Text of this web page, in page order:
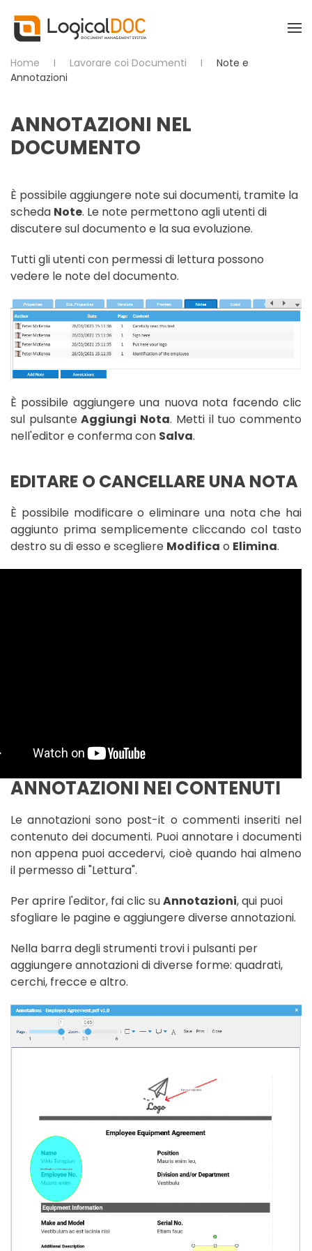
Skip to main content
Home Lavorare coi Documenti
Note e
Annotazioni
ANNOTAZIONI NEL
DOCUMENTO
È possibile aggiungere note sui documenti, tramite la
scheda Note. Le note permettono agli utenti di
discutere sul documento e la sua evoluzione.
Tutti gli utenti con permessi di lettura possono
vedere le note del documento.
È possibile aggiungere una nuova nota facendo clic
sul pulsanteAggiungi Nota. Metti il tuo commento
nell'editor e conferma con Salva.
EDITARE O CANCELLARE UNA NOTA
È possibile modificare o eliminare una nota che hai
aggiunto prima semplicemente cliccando col tasto
destro su di esso e scegliere Modifica o Elimina.
ANNOTAZIONI NEI CONTENUTI
Le annotazioni sono post-it o commenti inseriti nel
contenuto dei documenti. Puoi annotare i documenti
non appena puoi accedervi, cioè quando hai almeno
il permesso di "Lettura".
Per aprire l'editor, fai clic suAnnotazioni, qui puoi
sfogliare le pagine e aggiungere diverse annotazioni.
Nella barra degli strumenti trovi i pulsanti per
aggiungere annotazioni di diverse forme: quadrati,
cerchi, frecce e altro.